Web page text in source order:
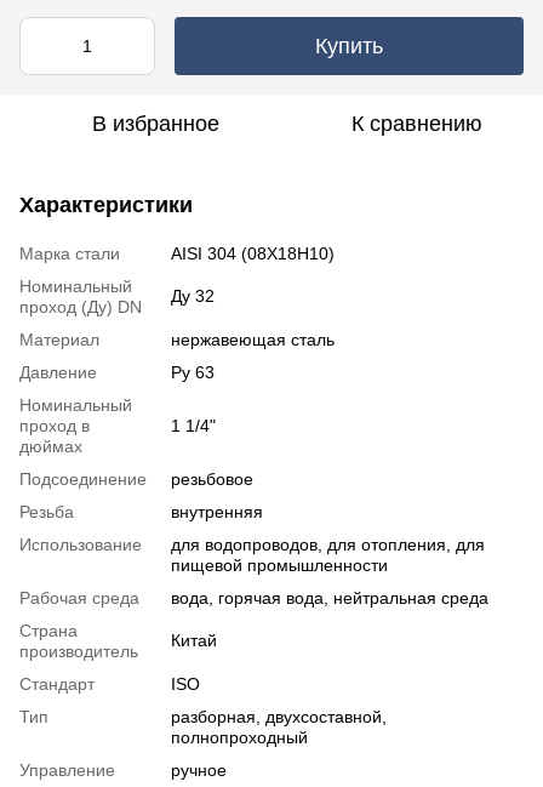
Купить
В избранное К сравнению
Характеристики
Марка стали
AISI 304 (08Х18Н10)
Номинальный
проход (Ду) DN
Ду 32
Материал
нержавеющая сталь
Давление
Ру 63
Номинальный
проход в
дюймах
1 1/4"
Подсоединение
резьбовое
Резьба
внутренняя
Использование
для водопроводов, для отопления, для
пищевой промышленности
Рабочая среда
вода, горячая вода, нейтральная среда
Страна
производитель
Китай
Стандарт
ISO
Тип
разборная, двухсоставной,
полнопроходный
Управление
ручное